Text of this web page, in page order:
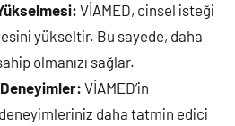
VİAMED, cinsel isteği
yükseltir. Bu sayede, daha
olmanızı sağlar.
VİAMED’in
daha tatmin edici